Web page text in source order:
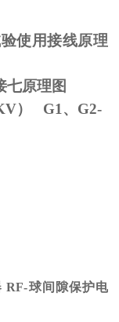
使用接线原理
七原理图
） G1、G2-
RF-球间隙保护电